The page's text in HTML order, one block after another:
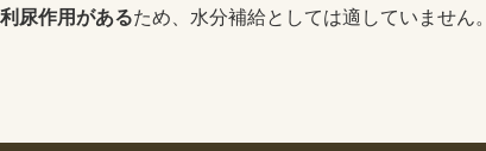
尿作用があるため、水分補給としては適していません。